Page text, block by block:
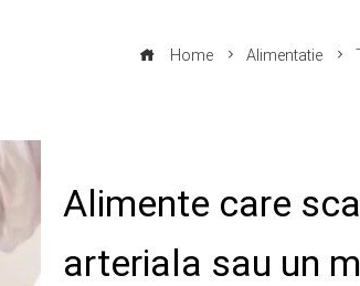
Home Alimentatie
Alimente care
arteriala sau un